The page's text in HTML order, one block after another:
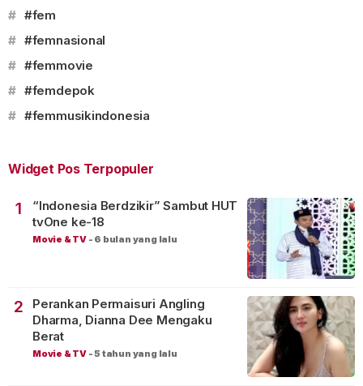
# #fem
# #femnasional
# #femmovie
# #femdepok
# #femmusikindonesia
Widget Pos Terpopuler
1
“Indonesia Berdzikir” Sambut HUT
tvOne ke-18
Movie & TV - 6 bulan yang lalu
2
Perankan Permaisuri Angling
Dharma, Dianna Dee Mengaku
Berat
Movie & TV -5 tahun yang lalu